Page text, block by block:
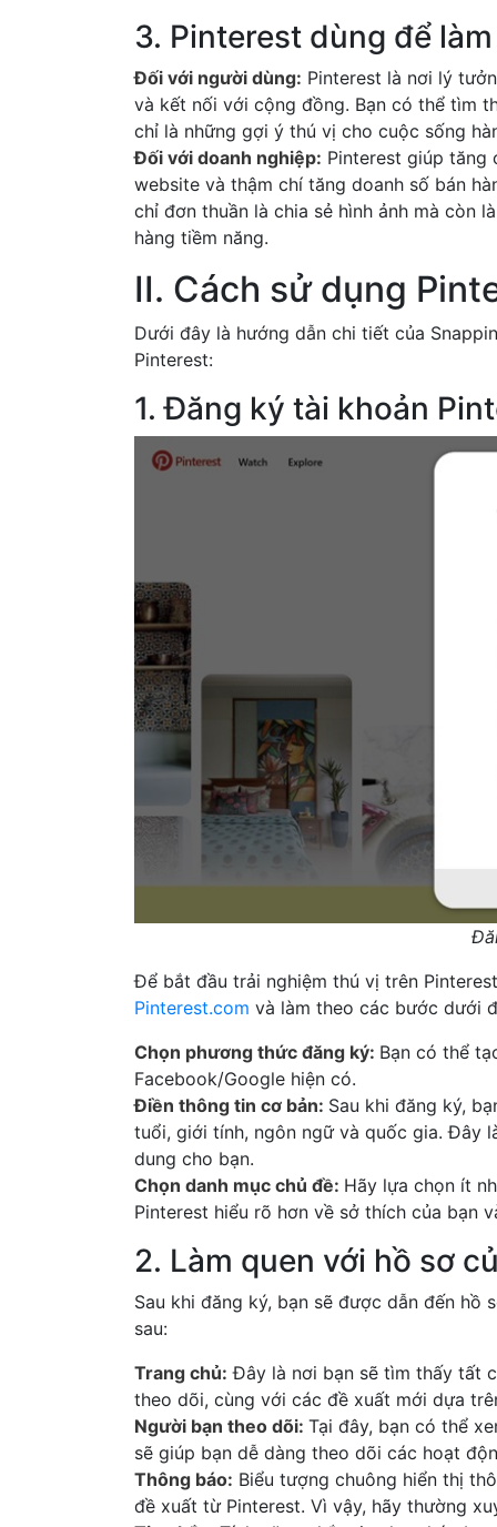
3. Pinterest dùng để
Đối với người dùng: Pinterest là nơi lý
và kết nối với cộng đồng. Bạn có thể tìm
chỉ là những gợi ý thú vị cho cuộc sống
Đối với doanh nghiệp: Pinterest giúp tăng
website và thậm chí tăng doanh số bán
chỉ đơn thuần là chia sẻ hình ảnh mà còn
hàng tiềm năng.
II. Cách sử dụng
Dưới đây là hướng dẫn chi tiết của
Pinterest:
1. Đăng ký tài khoản
Để bắt đầu trải nghiệm thú vị trên
Pinterest.com và làm theo các bước dưới
Chọn phương thức đăng ký: Bạn có thể
Facebook/Google hiện có.
Điền thông tin cơ bản: Sau khi đăng ký,
tuổi, giới tính, ngôn ngữ và quốc gia. Đây
dung cho bạn.
Chọn danh mục chủ đề: Hãy lựa chọn ít
Pinterest hiểu rõ hơn về sở thích của bạn
2. Làm quen với hồ sơ
Sau khi đăng ký, bạn sẽ được dẫn đến hồ
sau:
Trang chủ: Đây là nơi bạn sẽ tìm thấy tất
theo dõi, cùng với các đề xuất mới dựa
Người bạn theo dõi: Tại đây, bạn có thể
sẽ giúp bạn dễ dàng theo dõi các hoạt
Thông báo: Biểu tượng chuông hiển thị
đề xuất từ Pinterest. Vì vậy, hãy thường